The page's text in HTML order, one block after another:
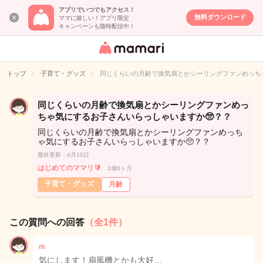
アプリでいつでもアクセス！
ママに嬉しい！アプリ限定
キャンペーンも随時配信中！
無料ダウンロード
女性専用匿名QA
イト
トップ 子育て・グッズ 同じくらいの月齢で換気扇とかシーリングファンめっ
同じくらいの月齢で換気扇とかシーリングファンめっ
ちゃ気にするお子さんいらっしゃいますか🥺？？
同じくらいの月齢で換気扇とかシーリングファンめっち
ゃ気にするお子さんいらっしゃいますか🥺？？
最終更新：4月10日
はじめてのママリ🔰 2歳6ヶ月
子育て・グッズ 月齢
この質問への回答 （全1件）
m
気にします！扇風機とかも大好…